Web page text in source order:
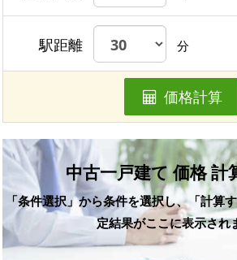
駅距離 分
価格計算
中古一戸建て 価格 計
「条件選択」から条件を選択し、「計算
定結果がここに表示され